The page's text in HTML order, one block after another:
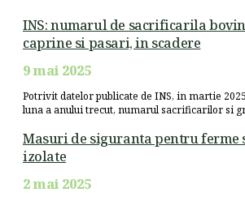
INS: numarul de sacrificarila
caprine si pasari, in scadere
9 mai 2025
Potrivit datelor publicate de INS, in martie
luna a anului trecut, numarul sacrificarilor si
Masuri de siguranta pentru ferme
izolate
2 mai 2025